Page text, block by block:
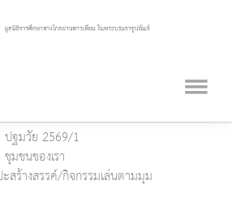
ปฐมวัย 2569/1
มชนของเรา
สร้างสรรค์/กิจกรรมเล่นตามมุม